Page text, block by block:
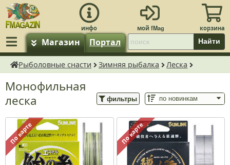
Магазин Портал Найти
fMagazin.ru
Рыболовные снасти Зимняя рыбалка Леска
Монофильная
леска
фильтры
По карте По карте